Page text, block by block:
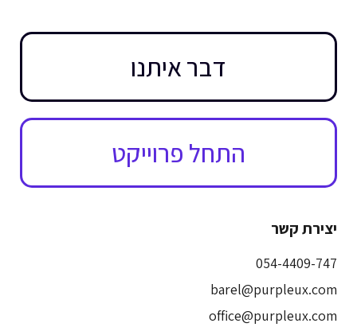
דבר איתנו
התחל פרוייקט
יצירת קשר
054-4409-747
barel@purpleux.com
office@purpleux.com